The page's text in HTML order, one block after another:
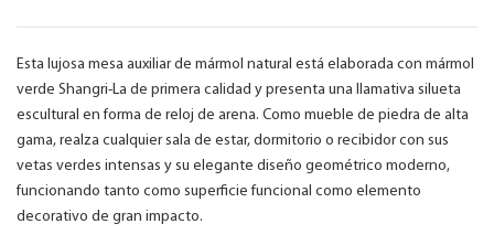
Esta lujosa mesa auxiliar de mármol natural está elaborada con mármol
verde Shangri-La de primera calidad y presenta una llamativa silueta
escultural en forma de reloj de arena. Como mueble de piedra de alta
gama, realza cualquier sala de estar, dormitorio o recibidor con sus
vetas verdes intensas y su elegante diseño geométrico moderno,
funcionando tanto como superficie funcional como elemento
decorativo de gran impacto.